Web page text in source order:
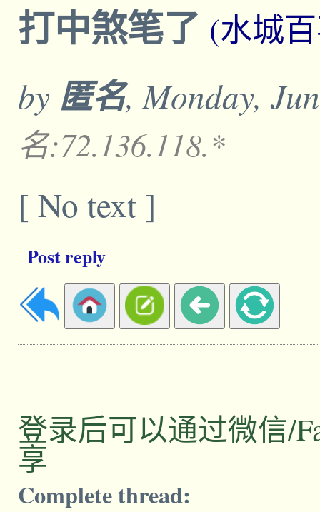
打中煞笔了 (水城
by 匿名, Monday,
名:72.136.118.*
[ No text ]
Post reply
登录后可以通过微信/
享
Complete thread: